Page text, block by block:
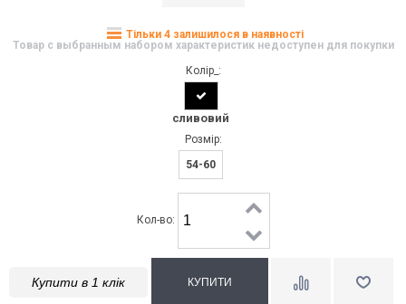
Тільки 4 залишилося в наявності
Товар с выбранным набором характеристик недоступен для покупки
Колір_:
сливовий
Розмір:
54-60
Кол-во:
Купити в 1 клік